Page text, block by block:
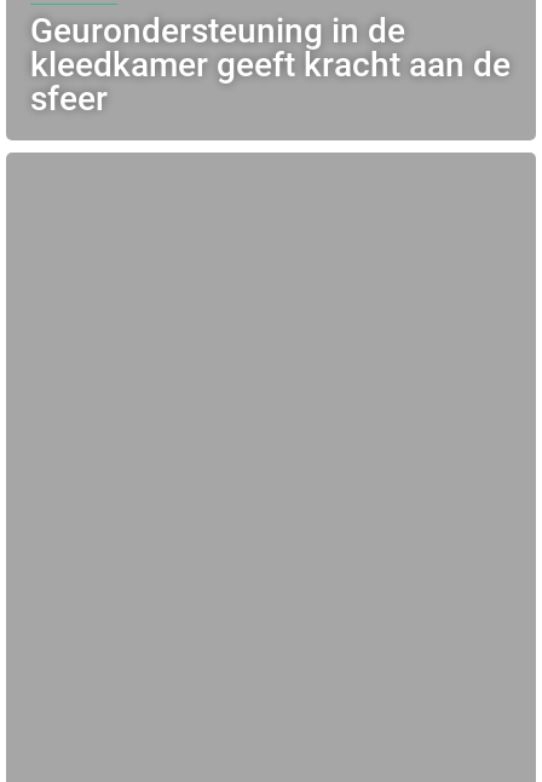
Geurondersteuning in de
kleedkamer geeft kracht aan de
sfeer